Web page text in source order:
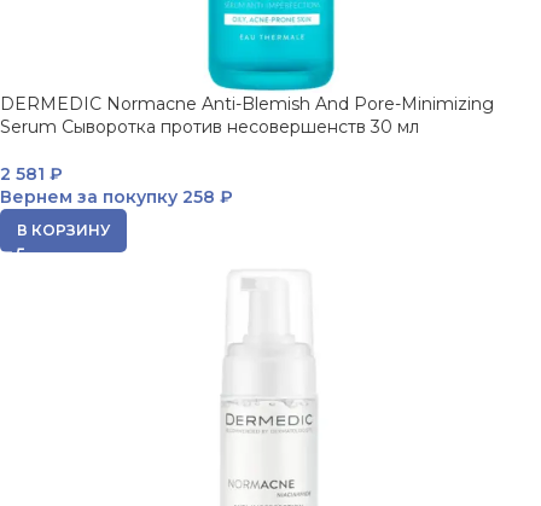
DERMEDIC Normacne Anti-Blemish And Pore-Minimizing
Serum Сыворотка против несовершенств 30 мл
2 581 ₽
Вернем за покупку 258 ₽
В КОРЗИНУ